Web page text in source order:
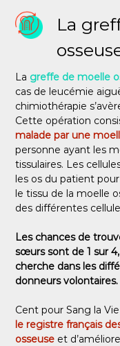
La
La greffe de moelle
cas de leucémie
chimiothérapie
Cette opération
malade par une
personne ayant les
tissulaires. Les
les os du patient
le tissu de la moelle
des différentes
Les chances de
sœurs sont de 1 sur
cherche dans les
donneurs volontaires.
Cent pour Sang la
le registre français
osseuse et